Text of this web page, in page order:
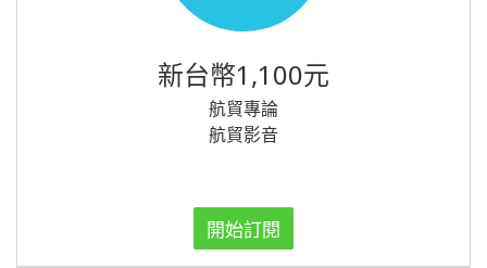
新台幣1,100元
航貿專論
航貿影音
開始訂閱